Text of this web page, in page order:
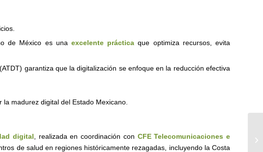
de México es unaexcelente práctica que optimiza recursos, evita
garantiza que la digitalización se enfoque en la reducción efectiva
madurez digital del Estado Mexicano.
digital , realizada en coordinación con CFE Telecomunicaciones e
de salud en regiones históricamente rezagadas, incluyendo la Costa